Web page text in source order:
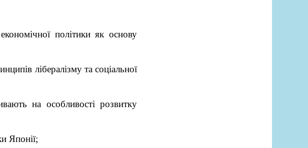
політики як основу
лібералізму та соціальної
на особливості розвитку
Японії;